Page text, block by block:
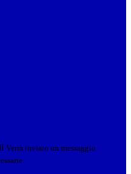
Verrà inviato un messaggio